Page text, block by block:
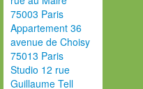
75003 Paris
Appartement 36
avenue de Choisy
75013 Paris
Studio 12 rue
Guillaume Tell